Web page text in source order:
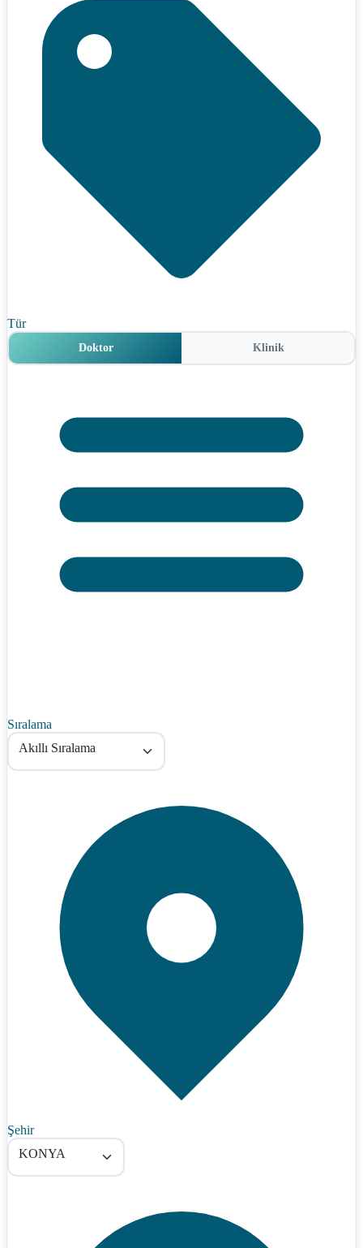
Tür
Doktor Klinik
Sıralama
Akıllı Sıralama
Şehir
KONYA